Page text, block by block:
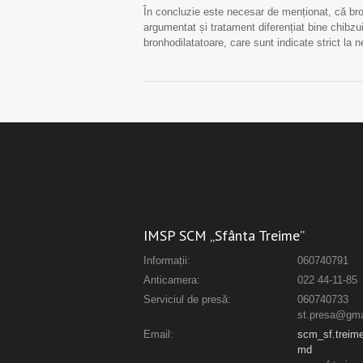
În concluzie este necesar de menționat, că
argumentat și tratament diferențiat bine
bronhodilatatoare, care sunt indicate strict la
IMSP SCM „Sfânta Treime”
Informații:
060740791
Anticamera:
022 44-11-85
Serviciul de presă:
060740733
Email:
md